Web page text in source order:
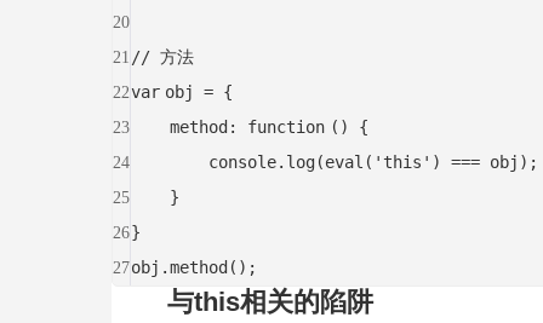
20
21
22
23
24
25
26
27
// 方法
var obj = {
method: function () {
console.log(eval( 'this' ) === obj);
}
}
obj.method();
与this相关的陷阱